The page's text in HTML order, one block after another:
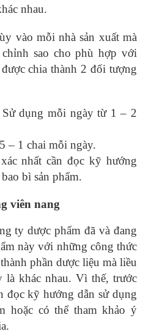
nhau.
vào mỗi nhà sản xuất mà
sao cho phù hợp với
chia thành 2 đối tượng
Sử dụng mỗi ngày từ 1 – 2
– 1 chai mỗi ngày.
nhất cần đọc kỹ hướng
bì sản phẩm.
viên nang
ty dược phẩm đã và đang
này với những công thức
phần dược liệu mà liều
là khác nhau. Vì thế, trước
đọc kỹ hướng dẫn sử dụng
hoặc có thể tham khảo ý